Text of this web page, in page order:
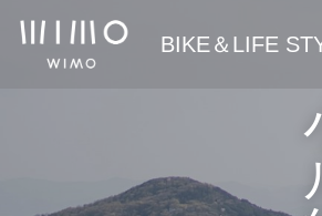
BIKE＆LIFE